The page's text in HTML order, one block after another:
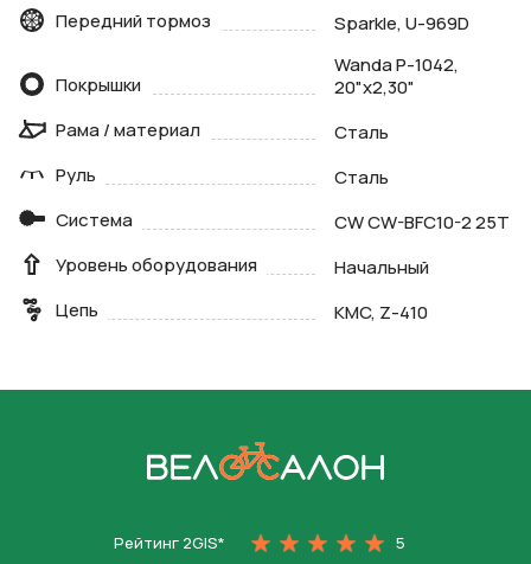
Передний тормоз
Sparkle, U-969D
Покрышки
Wanda P-1042,
20"х2,30"
Рама / материал
Сталь
Руль
Сталь
Система
CW CW-BFC10-2 25T
Уровень оборудования
Начальный
Цепь
KMC, Z-410
Рейтинг 2GIS*
5